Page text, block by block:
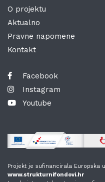
O projektu
Aktualno
Pravne napomene
Kontakt
Facebook
Instagram
Youtube
Projekt je sufinancirala Europska
www.strukturnifondovi.hr